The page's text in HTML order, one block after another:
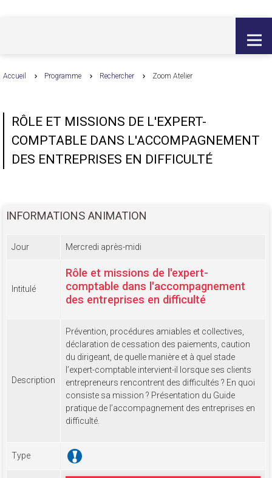
Accueil Programme Rechercher Zoom Atelier
RÔLE ET MISSIONS DE L'EXPERT-
COMPTABLE DANS L'ACCOMPAGNEMENT
DES ENTREPRISES EN DIFFICULTÉ
INFORMATIONS ANIMATION
Jour Mercredi après-midi
Intitulé
Rôle et missions de l'expert-
comptable dans l'accompagnement
des entreprises en difficulté
Description
Prévention, procédures amiables et collectives,
déclaration de cessation des paiements, caution
du dirigeant, de quelle manière et à quel stade
l’expert-comptable intervient-il lorsque ses clients
entrepreneurs rencontrent des difficultés ? En quoi
consiste sa mission ? Présentation du Guide
pratique de l’accompagnement des entreprises en
difficulté.
Type